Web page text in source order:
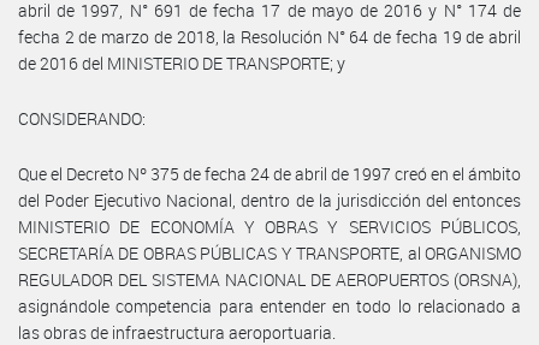
abril de 1997, N° 691 de fecha 17 de mayo de 2016 y N° 174 de
fecha 2 de marzo de 2018, la Resolución N° 64 de fecha 19 de abril
de 2016 del MINISTERIO DE TRANSPORTE; y
CONSIDERANDO:
Que el Decreto Nº 375 de fecha 24 de abril de 1997 creó en el ámbito
del Poder Ejecutivo Nacional, dentro de la jurisdicción del entonces
MINISTERIO DE ECONOMÍA Y OBRAS Y SERVICIOS PÚBLICOS,
SECRETARÍA DE OBRAS PÚBLICAS Y TRANSPORTE, al ORGANISMO
REGULADOR DEL SISTEMA NACIONAL DE AEROPUERTOS (ORSNA),
asignándole competencia para entender en todo lo relacionado a
las obras de infraestructura aeroportuaria.